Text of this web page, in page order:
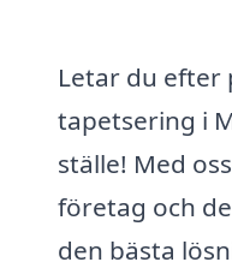
Letar du efter
tapetsering i
ställe! Med
företag och
den bästa